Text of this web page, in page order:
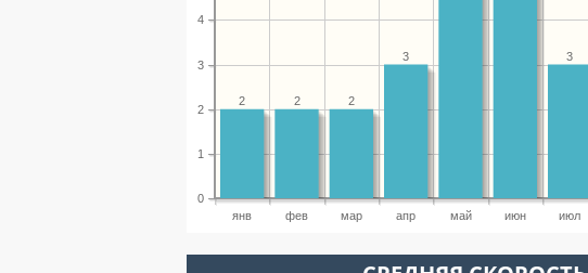
янв фев мар апр май июн июл
0
1
2
3
4
3
3
2
2
2